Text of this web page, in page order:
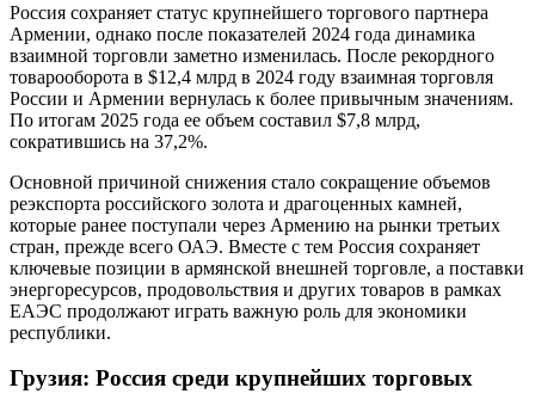
Россия сохраняет статус крупнейшего торгового партнера
Армении, однако после показателей 2024 года динамика
взаимной торговли заметно изменилась. После рекордного
товарооборота в $12,4 млрд в 2024 году взаимная торговля
России и Армении вернулась к более привычным значениям.
По итогам 2025 года ее объем составил $7,8 млрд,
сократившись на 37,2%.
Основной причиной снижения стало сокращение объемов
реэкспорта российского золота и драгоценных камней,
которые ранее поступали через Армению на рынки третьих
стран, прежде всего ОАЭ. Вместе с тем Россия сохраняет
ключевые позиции в армянской внешней торговле, а поставки
энергоресурсов, продовольствия и других товаров в рамках
ЕАЭС продолжают играть важную роль для экономики
республики.
Грузия: Россия среди крупнейших торговых